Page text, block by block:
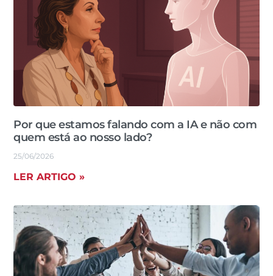
Por que estamos falando com a IA e não com
quem está ao nosso lado?
25/06/2026
LER ARTIGO »